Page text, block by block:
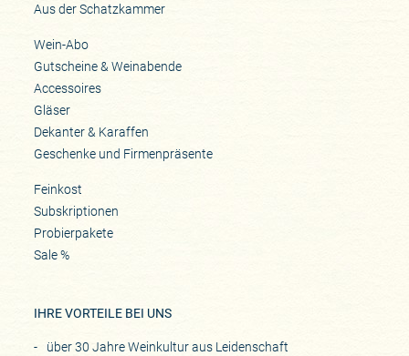
Aus der Schatzkammer
Wein-Abo
Gutscheine & Weinabende
Accessoires
Gläser
Dekanter & Karaffen
Geschenke und Firmenpräsente
Feinkost
Subskriptionen
Probierpakete
Sale %
IHRE VORTEILE BEI UNS
über 30 Jahre Weinkultur aus Leidenschaft